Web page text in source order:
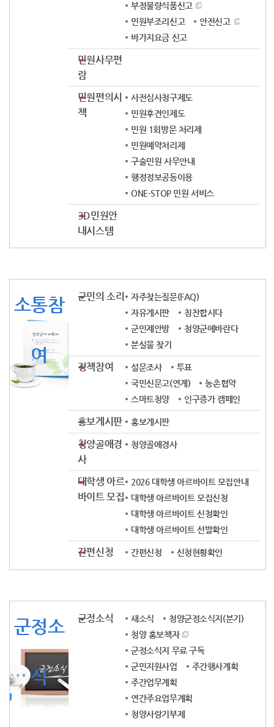
부정불량식품신고
민원부조리신고
안전신고
바가지요금 신고
민원사무편
람
민원편의시
책
사전심사청구제도
민원후견인제도
민원 1회방문 처리제
민원예약처리제
구술민원 사무안내
행정정보공동이용
ONE-STOP 민원 서비스
3D민원안
내시스템
소통참
여
군민의 소리
자주찾는질문(FAQ)
자유게시판
칭찬합시다
군민제안방
청양군에바란다
분실물 찾기
정책참여 설문조사
투표
국민신문고(연계)
농촌협약
스마트청양
인구증가 캠페인
홍보게시판 홍보게시판
청양골애경
사
청양골애경사
대학생 아르
바이트 모집
2026 대학생 아르바이트 모집안내
대학생 아르바이트 모집신청
대학생 아르바이트 신청확인
대학생 아르바이트 선발확인
간편신청 간편신청 신청현황확인
군정소
식
군정소식 새소식
청양군정소식지(분기)
청양 홍보책자
군정소식지 무료 구독
군민지원사업
주간행사계획
주간업무계획
연간주요업무계획
청양사랑기부제